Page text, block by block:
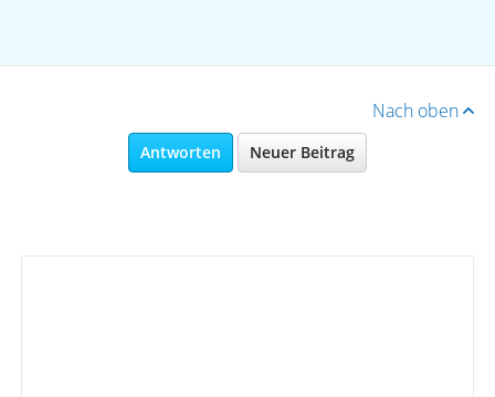
Nach oben
Antworten Neuer Beitrag